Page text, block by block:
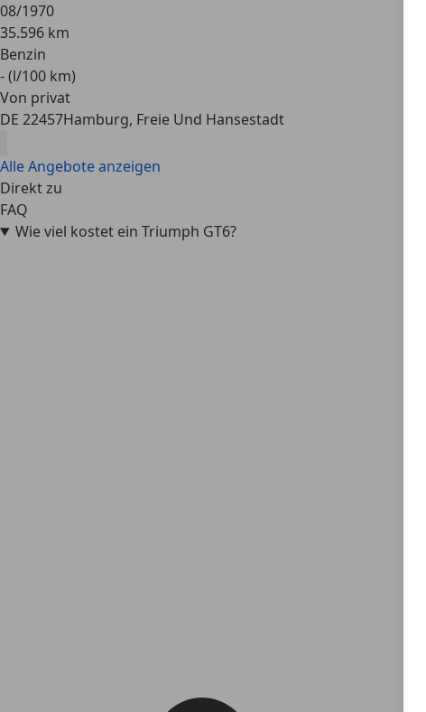
08/1970
35.596 km
Benzin
- (l/100 km)
Von privat
DE 22457Hamburg, Freie Und Hansestadt
Alle Angebote anzeigen
Direkt zu
FAQ
Wie viel kostet ein Triumph GT6?